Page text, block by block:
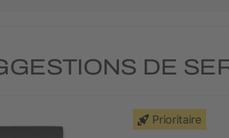
DE
Prioritaire